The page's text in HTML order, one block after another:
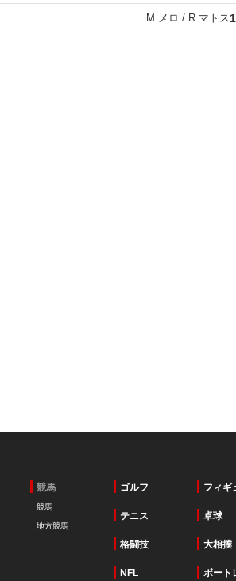
M.メロ / R.マトス1
競馬
競馬
地方競馬
ゴルフ フィギ
テニス 卓球
格闘技 大相撲
NFL ボート